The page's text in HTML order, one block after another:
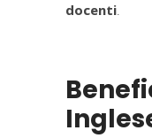
docenti.